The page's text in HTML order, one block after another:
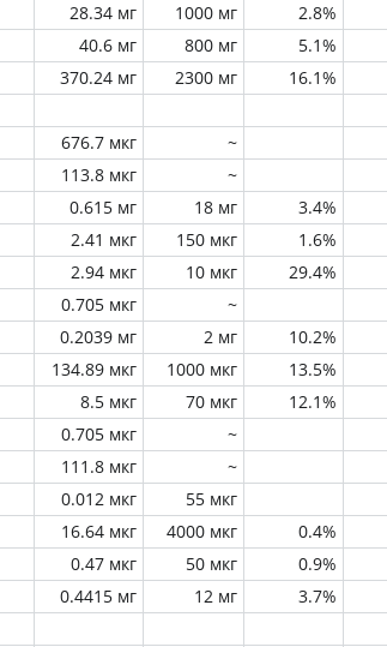
28.34 мг 1000 мг 2.8%
40.6 мг 800 мг 5.1%
370.24 мг 2300 мг 16.1%
676.7 мкг
~
113.8 мкг
~
0.615 мг 18 мг 3.4%
2.41 мкг 150 мкг 1.6%
2.94 мкг 10 мкг 29.4%
0.705 мкг
~
0.2039 мг 2 мг 10.2%
134.89 мкг 1000 мкг 13.5%
8.5 мкг 70 мкг 12.1%
0.705 мкг
~
111.8 мкг
~
0.012 мкг 55 мкг
16.64 мкг 4000 мкг 0.4%
0.47 мкг 50 мкг 0.9%
0.4415 мг 12 мг 3.7%